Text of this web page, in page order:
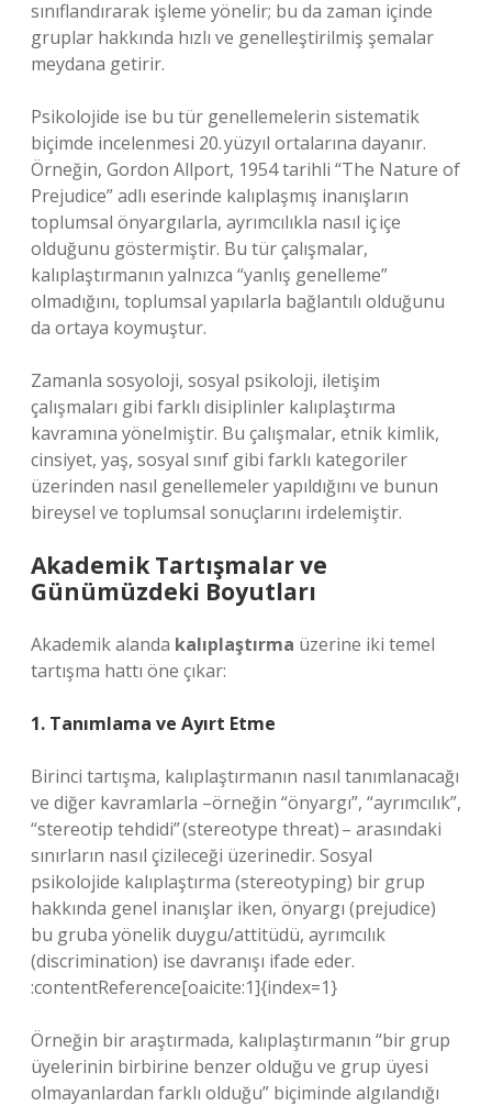
sınıflandırarak işleme yönelir; bu da zaman içinde
gruplar hakkında hızlı ve genelleştirilmiş şemalar
meydana getirir.
Psikolojide ise bu tür genellemelerin sistematik
biçimde incelenmesi 20. yüzyıl ortalarına dayanır.
Örneğin, Gordon Allport, 1954 tarihli “The Nature of
Prejudice” adlı eserinde kalıplaşmış inanışların
toplumsal önyargılarla, ayrımcılıkla nasıl iç içe
olduğunu göstermiştir. Bu tür çalışmalar,
kalıplaştırmanın yalnızca “yanlış genelleme”
olmadığını, toplumsal yapılarla bağlantılı olduğunu
da ortaya koymuştur.
Zamanla sosyoloji, sosyal psikoloji, iletişim
çalışmaları gibi farklı disiplinler kalıplaştırma
kavramına yönelmiştir. Bu çalışmalar, etnik kimlik,
cinsiyet, yaş, sosyal sınıf gibi farklı kategoriler
üzerinden nasıl genellemeler yapıldığını ve bunun
bireysel ve toplumsal sonuçlarını irdelemiştir.
Akademik Tartışmalar ve
Günümüzdeki Boyutları
Akademik alanda kalıplaştırma üzerine iki temel
tartışma hattı öne çıkar:
1. Tanımlama ve Ayırt Etme
Birinci tartışma, kalıplaştırmanın nasıl tanımlanacağı
ve diğer kavramlarla –örneğin “önyargı”, “ayrımcılık”,
“stereotip tehdidi” (stereotype threat) – arasındaki
sınırların nasıl çizileceği üzerinedir. Sosyal
psikolojide kalıplaştırma (stereotyping) bir grup
hakkında genel inanışlar iken, önyargı (prejudice)
bu gruba yönelik duygu/attitüdü, ayrımcılık
(discrimination) ise davranışı ifade eder.
:contentReference[oaicite:1]{index=1}
Örneğin bir araştırmada, kalıplaştırmanın “bir grup
üyelerinin birbirine benzer olduğu ve grup üyesi
olmayanlardan farklı olduğu” biçiminde algılandığı